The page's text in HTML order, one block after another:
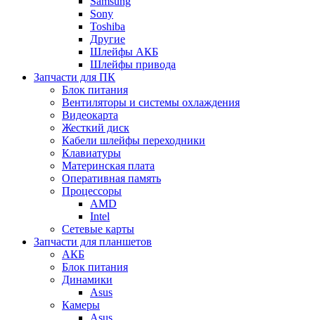
Sony
Toshiba
Другие
Шлейфы АКБ
Шлейфы привода
Запчасти для ПК
Блок питания
Вентиляторы и системы охлаждения
Видеокарта
Жесткий диск
Кабели шлейфы переходники
Клавиатуры
Материнская плата
Оперативная память
Процессоры
AMD
Intel
Сетевые карты
Запчасти для планшетов
АКБ
Блок питания
Динамики
Asus
Камеры
Asus